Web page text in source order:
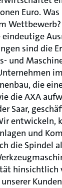
Euro.
sind die
und
im
die
die AXA
Saar,
entwickeln,
und
die Spindel
hinsichtlich